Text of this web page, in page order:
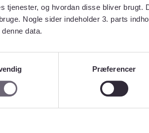
tjenester, og hvordan disse bliver
Nogle sider indeholder 3. parts
denne data.
Præferencer